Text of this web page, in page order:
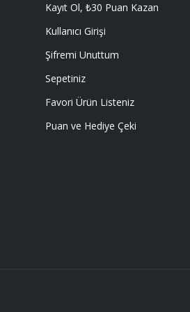
Kayıt Ol, ₺30 Puan Kazan
Kullanıcı Girişi
Şifremi Unuttum
Sepetiniz
Favori Ürün Listeniz
Puan ve Hediye Çeki